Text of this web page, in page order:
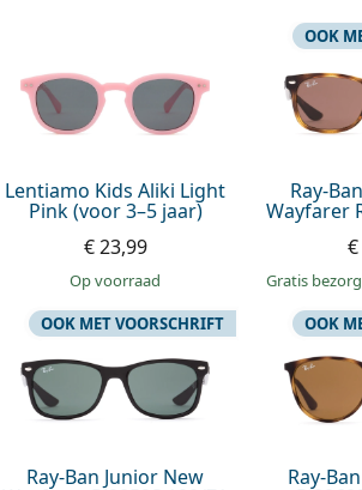
Lentiamo Kids Aliki Light
Pink (voor 3–5 jaar)
€ 23,99
op voorraad
Ray-
Wayfarer
OOK
Gratis
Ray-Ban Junior New
OOK MET VOORSCHRIFT
Ray-
OOK